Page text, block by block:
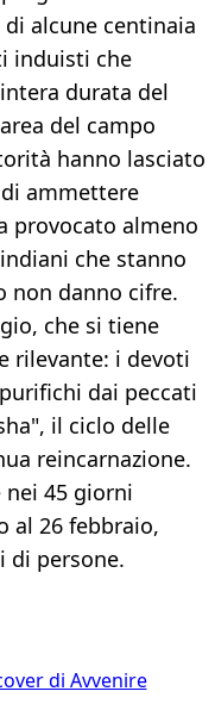
alcune centinaia
induisti che
durata del
del campo
hanno lasciato
ammettere
provocato almeno
che stanno
non danno cifre.
che si tiene
rilevante: i devoti
dai peccati
il ciclo delle
reincarnazione.
45 giorni
al 26 febbraio,
di persone.
di Avvenire